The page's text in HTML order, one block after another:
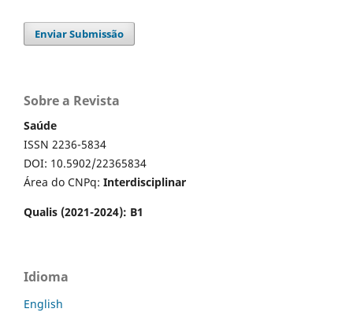
Enviar Submissão
Sobre a Revista
Saúde
ISSN 2236-5834
DOI: 10.5902/22365834
Área do CNPq: Interdisciplinar
Qualis (2021-2024): B1
Idioma
English